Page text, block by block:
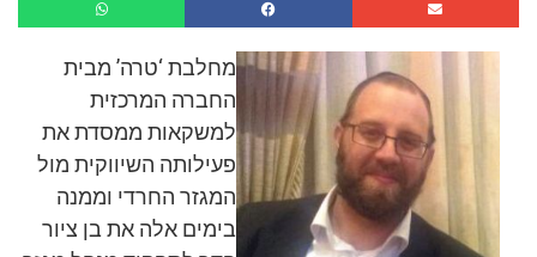
מחלבת ‘טרה’ מבית
החברה המרכזית
למשקאות ממסדת את
פעילותה השיווקית מול
המגזר החרדי וממנה
בימים אלה את בן ציור